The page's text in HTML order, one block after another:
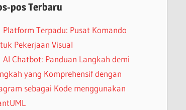
pos Terbaru
Platform Terpadu: Pusat Komando
Pekerjaan Visual
AI Chatbot: Panduan Langkah demi
yang Komprehensif dengan
sebagai Kode menggunakan